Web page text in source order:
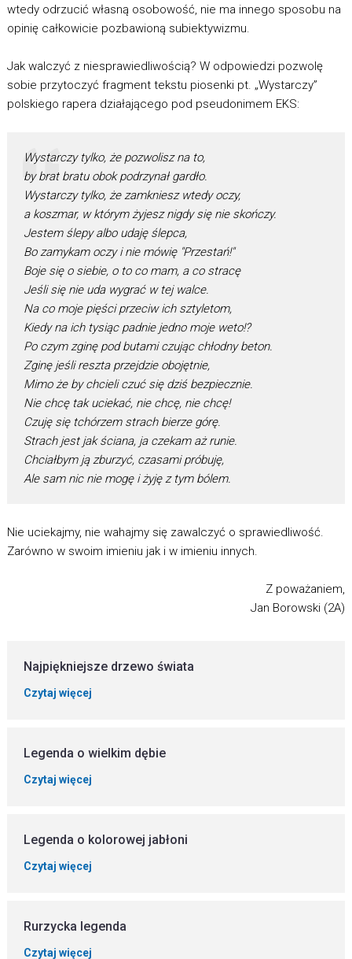
wtedy odrzucić własną osobowość, nie ma innego sposobu na
opinię całkowicie pozbawioną subiektywizmu.
Jak walczyć z niesprawiedliwością? W odpowiedzi pozwolę
sobie przytoczyć fragment tekstu piosenki pt. „Wystarczy”
polskiego rapera działającego pod pseudonimem EKS:
Wystarczy tylko, że pozwolisz na to,
by brat bratu obok podrzynał gardło.
Wystarczy tylko, że zamkniesz wtedy oczy,
a koszmar, w którym żyjesz nigdy się nie skończy.
Jestem ślepy albo udaję ślepca,
Bo zamykam oczy i nie mówię "Przestań!"
Boje się o siebie, o to co mam, a co stracę
Jeśli się nie uda wygrać w tej walce.
Na co moje pięści przeciw ich sztyletom,
Kiedy na ich tysiąc padnie jedno moje weto!?
Po czym zginę pod butami czując chłodny beton.
Zginę jeśli reszta przejdzie obojętnie,
Mimo że by chcieli czuć się dziś bezpiecznie.
Nie chcę tak uciekać, nie chcę, nie chcę!
Czuję się tchórzem strach bierze górę.
Strach jest jak ściana, ja czekam aż runie.
Chciałbym ją zburzyć, czasami próbuję,
Ale sam nic nie mogę i żyję z tym bólem.
Nie uciekajmy, nie wahajmy się zawalczyć o sprawiedliwość.
Zarówno w swoim imieniu jak i w imieniu innych.
Z poważaniem,
Jan Borowski (2A)
Najpiękniejsze drzewo świata
Czytaj więcej
Legenda o wielkim dębie
Czytaj więcej
Legenda o kolorowej jabłoni
Czytaj więcej
Rurzycka legenda
Czytaj więcej